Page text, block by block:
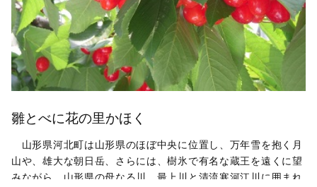
雛とべに花の里かほく
山形県河北町は山形県のほぼ中央に位置し、万年雪を抱く月
山や、雄大な朝日岳、さらには、樹氷で有名な蔵王を遠くに望
みながら、山形県の母なる川、最上川と清流寒河江川に囲まれ